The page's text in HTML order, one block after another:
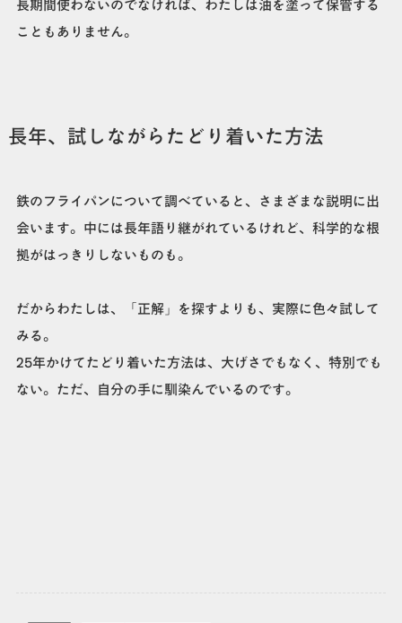
長期間使わないのでなければ、わたしは油を塗って保管する
こともありません。
長年、試しながらたどり着いた方法
鉄のフライパンについて調べていると、さまざまな説明に出
会います。中には長年語り継がれているけれど、科学的な根
拠がはっきりしないものも。
だからわたしは、「正解」を探すよりも、実際に色々試して
みる。
25年かけてたどり着いた方法は、大げさでもなく、特別でも
ない。ただ、自分の手に馴染んでいるのです。